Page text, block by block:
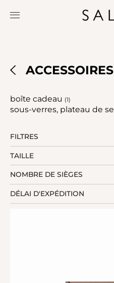
ACCESSOIRES
boîte cadeau (1)
sous-verres, plateau de
FILTRES
TAILLE
NOMBRE DE SIÈGES
DÉLAI D'EXPÉDITION